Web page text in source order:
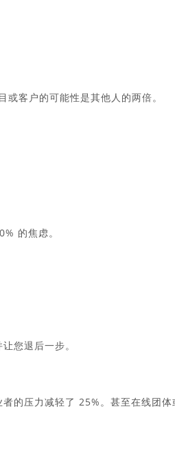
客户的可能性是其他人的两倍。
的焦虑。
您退后一步。
的压力减轻了 25%。甚至在线团体